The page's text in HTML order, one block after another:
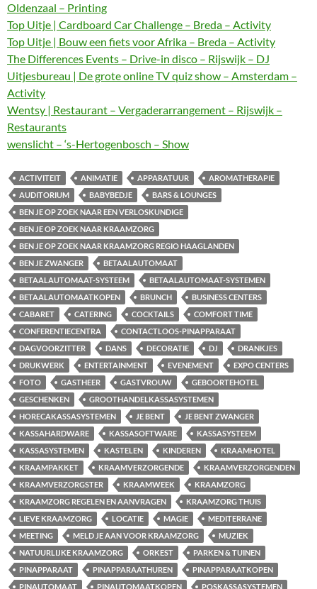
Oldenzaal – Printing
Top Uitje | Cardboard Car Challenge – Breda – Activity
Top Uitje | Bouw een fiets voor Afrika – Breda – Activity
The Differences Events – Drive-in disco – Rijswijk – DJ
Uitjesbureau | De grote online TV quiz show – Amsterdam –
Activity
Wentsy | Restaurant – Vergaderarrangement – Rijswijk –
Restaurants
wenslicht – ‘s-Hertogenbosch – Show
ACTIVITEIT ANIMATIE APPARATUUR
AROMATHERAPIE
AUDITORIUM
BABYBEDJE
BARS & LOUNGES
BEN JE OP ZOEK NAAR EEN VERLOSKUNDIGE
BEN JE OP ZOEK NAAR KRAAMZORG
BEN JE OP ZOEK NAAR KRAAMZORG REGIO HAAGLANDEN
BEN JE ZWANGER
BETAALAUTOMAAT
BETAALAUTOMAAT-SYSTEEM
BETAALAUTOMAAT-SYSTEMEN
BETAALAUTOMAATKOPEN
BRUNCH
BUSINESS CENTERS
CABARET
CATERING COCKTAILS
COMFORT TIME
CONFERENTIECENTRA
CONTACTLOOS-PINAPPARAAT
DAGVOORZITTER
DANS DECORATIE DJ
DRANKJES
DRUKWERK
ENTERTAINMENT EVENEMENT
EXPO CENTERS
FOTO
GASTHEER GASTVROUW
GEBOORTEHOTEL
GESCHENKEN
GROOTHANDELKASSASYSTEMEN
HORECAKASSASYSTEMEN
JE BENT
JE BENT ZWANGER
KASSAHARDWARE
KASSASOFTWARE
KASSASYSTEEM
KASSASYSTEMEN
KASTELEN KINDEREN
KRAAMHOTEL
KRAAMPAKKET
KRAAMVERZORGENDE
KRAAMVERZORGENDEN
KRAAMVERZORGSTER
KRAAMWEEK
KRAAMZORG
KRAAMZORG REGELEN EN AANVRAGEN
KRAAMZORG THUIS
LIEVE KRAAMZORG
LOCATIE MAGIE
MEDITERRANE
MEETING
MELD JE AAN VOOR KRAAMZORG
MUZIEK
NATUURLIJKE KRAAMZORG
ORKEST
PARKEN & TUINEN
PINAPPARAAT
PINAPPARAATHUREN
PINAPPARAATKOPEN
PINAUTOMAAT
PINAUTOMAATKOPEN
POSKASSASYSTEMEN